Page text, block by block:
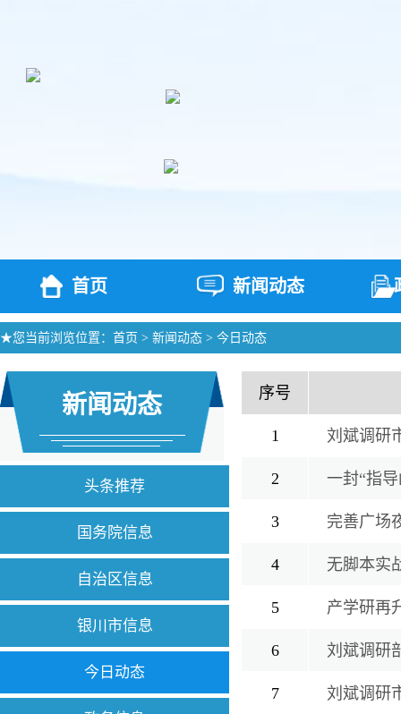
首页 新闻动态
★您当前浏览位置： 首页 > 新闻动态 > 今日动态
新闻动态
头条推荐
国务院信息
自治区信息
银川市信息
今日动态
序号
1 刘斌调研
2 一封“指
3 完善广场
4 无脚本实
5 产学研再
6 刘斌调研
7 刘斌调研